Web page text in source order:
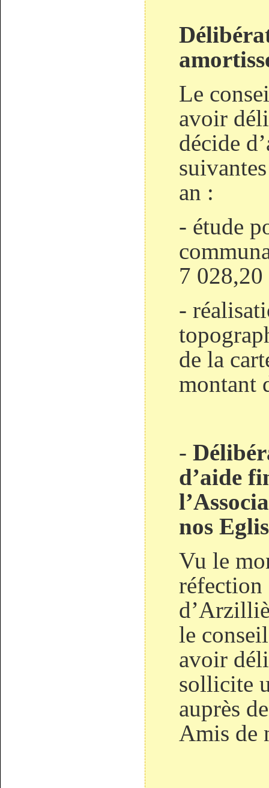
Le
avoir
décide
an :
- étude
7 028,20
-
de la
montant
-
d’aide
nos
Vu le
le
avoir
sollicite
auprès
Amis de